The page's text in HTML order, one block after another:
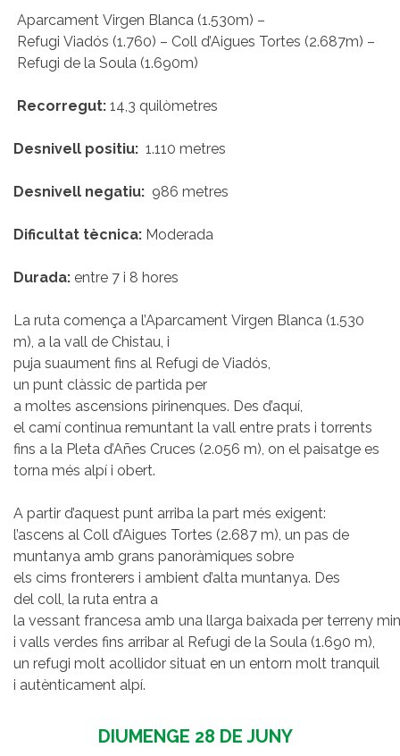
Aparcament Virgen Blanca (1.530m) –
Refugi Viadós (1.760) – Coll d’Aigues Tortes (2.687m) –
Refugi de la Soula (1.690m)
Recorregut: 14,3 quilòmetres
Desnivell positiu: 1.110 metres
Desnivell negatiu: 986 metres
Dificultat tècnica: Moderada
Durada: entre 7 i 8 hores
La ruta comença a l’Aparcament Virgen Blanca (1.530
m), a la vall de Chistau, i
puja suaument fins al Refugi de Viadós,
un punt clàssic de partida per
a moltes ascensions pirinenques. Des d’aquí,
el camí continua remuntant la vall entre prats i torrents
fins a la Pleta d’Añes Cruces (2.056 m), on el paisatge es
torna més alpí i obert.
A partir d’aquest punt arriba la part més exigent:
l’ascens al Coll d’Aigues Tortes (2.687 m), un pas de
muntanya amb grans panoràmiques sobre
els cims fronterers i ambient d’alta muntanya. Des
del coll, la ruta entra a
la vessant francesa amb una llarga baixada per terreny
i valls verdes fins arribar al Refugi de la Soula (1.690 m),
un refugi molt acollidor situat en un entorn molt tranquil
i autènticament alpí.
DIUMENGE 28 DE JUNY